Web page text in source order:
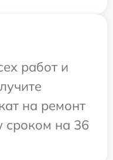
работ и
на ремонт
сроком на 36